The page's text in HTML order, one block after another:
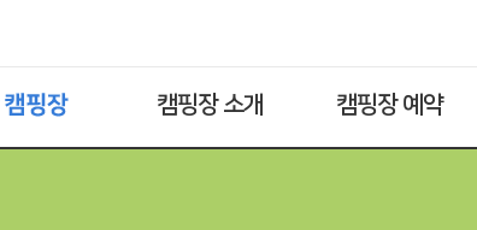
캠핑장 소개 캠핑장 예약